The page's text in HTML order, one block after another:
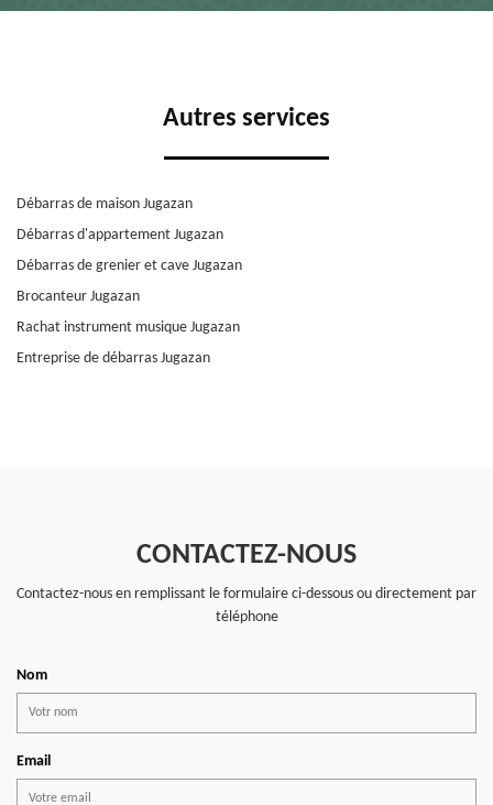
Autres services
Débarras de maison Jugazan
Débarras d'appartement Jugazan
Débarras de grenier et cave Jugazan
Brocanteur Jugazan
Rachat instrument musique Jugazan
Entreprise de débarras Jugazan
CONTACTEZ-NOUS
Contactez-nous en remplissant le formulaire ci-dessous ou directement par
téléphone
Nom
Email